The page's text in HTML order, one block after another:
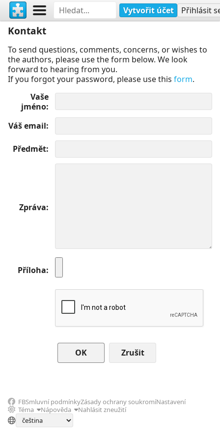
Vytvořit účet Přihlásit
Kontakt
To send questions, comments, concerns, or wishes to
the authors, please use the form below. We look
forward to hearing from you.
If you forgot your password, please use this form.
Vaše
jméno
Váš email
Předmět
Zpráva
Příloha
Zrušit
FBSmluvní podmínkyZásady ochrany soukromíNastavení
Téma
Nápověda Nahlásit zneužití